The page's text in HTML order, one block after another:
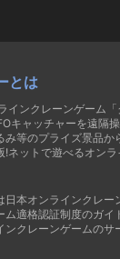
とは
インクレーンゲーム
キャッチャーを遠隔
み等のプライズ景品か
!ネットで遊べるオン
日本オンラインクレ
適格認証制度のガイ
クレーンゲームのサ